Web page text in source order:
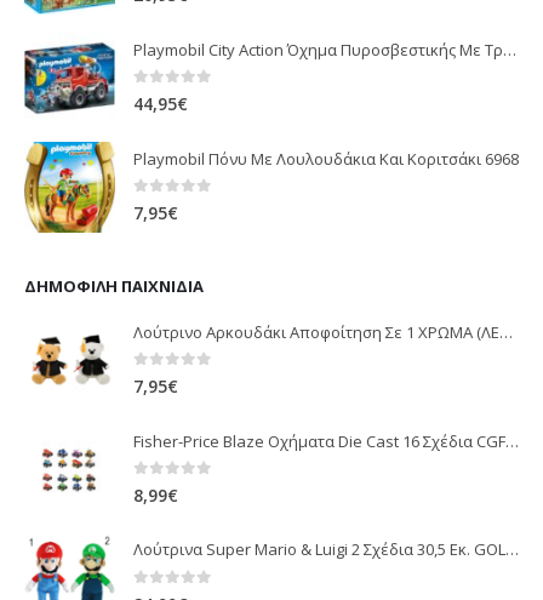
Playmobil City Action Όχημα Πυροσβεστικής Με Τροχαλία Ρυμούλκησης 9466
0 out of 5
44,95€
Playmobil Πόνυ Με Λουλουδάκια Και Κοριτσάκι 6968
0out of 5
7,95€
ΔΗΜΟΦΙΛΉ ΠΑΙΧΝΊΔΙΑ
Λούτρινο Αρκουδάκι Αποφοίτηση Σε 1 ΧΡΩΜΑ (ΛΕΥΚΟ)25Εκ 1850
0out of 5
7,95€
Fisher-Price Blaze Οχήματα Die Cast 16 Σχέδια CGF20
0 out of 5
8,99€
Λούτρινα Super Mario & Luigi 2 Σχέδια 30,5 Εκ. GOL13769
0 out of 5